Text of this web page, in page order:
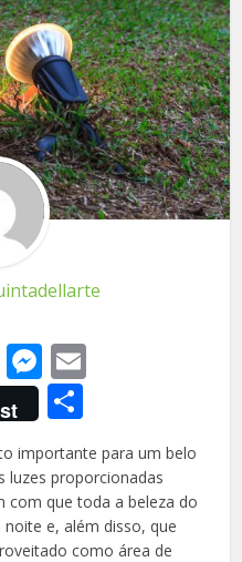
TwitterMessenger
importante para um belo
luzes proporcionadas
com que toda a beleza do
e, além disso, que
como área de